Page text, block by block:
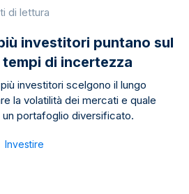
di lettura
investitori puntano sul
di incertezza
investitori scelgono il lungo
la volatilità dei mercati e quale
portafoglio diversificato.
Investire